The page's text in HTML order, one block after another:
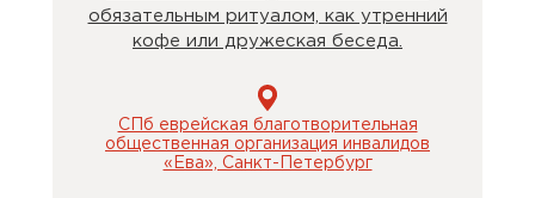
обязательным ритуалом, как утренний
кофе или дружеская беседа.
СПб еврейская благотворительная
общественная организация инвалидов
«Ева», Санкт-Петербург